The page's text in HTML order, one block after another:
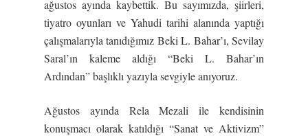
ağustos ayında kaybettik. Bu sayımızda, şiirleri,
tiyatro oyunları ve Yahudi tarihi alanında yaptığı
çalışmalarıyla tanıdığımız Beki L. Bahar’ı, Sevilay
Saral’ın kaleme aldığı “Beki L. Bahar’ın
Ardından” başlıklı yazıyla sevgiyle anıyoruz.
Ağustos ayında Rela Mezali ile kendisinin
konuşmacı olarak katıldığı “Sanat ve Aktivizm”